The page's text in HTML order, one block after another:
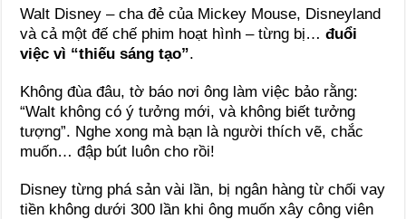
Walt Disney – cha đẻ của Mickey Mouse, Disneyland
và cả một đế chế phim hoạt hình – từng bị…đuổi
việc vì “thiếu sáng tạo”.
Không đùa đâu, tờ báo nơi ông làm việc bảo rằng:
“Walt không có ý tưởng mới, và không biết tưởng
tượng”. Nghe xong mà bạn là người thích vẽ, chắc
muốn… đập bút luôn cho rồi!
Disney từng phá sản vài lần, bị ngân hàng từ chối vay
tiền không dưới 300 lần khi ông muốn xây công viên